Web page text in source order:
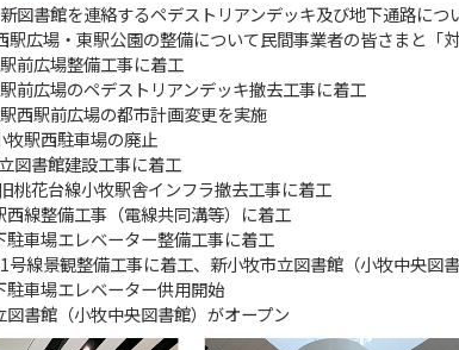
図書館を連絡するペデストリアンデッキ及び地下通路につ
広場・東駅公園の整備について民間事業者の皆さまと「
前広場整備工事に着工
前広場のペデストリアンデッキ撤去工事に着工
西駅前広場の都市計画変更を実施
駅西駐車場の廃止
図書館建設工事に着工
桃花台線小牧駅舎インフラ撤去工事に着工
線整備工事（電線共同溝等）に着工
車場エレベーター整備工事に着工
号線景観整備工事に着工、新小牧市立図書館（小牧中央図
車場エレベーター供用開始
書館（小牧中央図書館）がオープン